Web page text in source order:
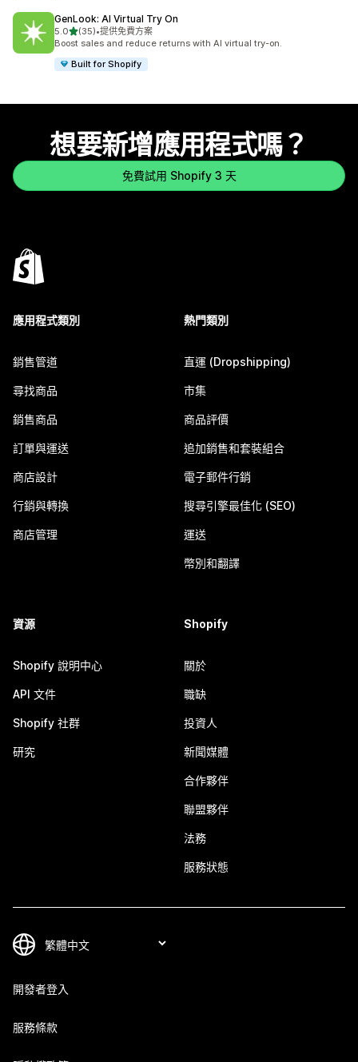
GenLook: AI Virtual Try On
5.0滿分 5 顆星
(35)
共有 35 則評價
•提供免費方案
Boost sales and reduce returns with AI virtual try-on.
Built for Shopify
想要新增應用程式嗎？
免費試用 Shopify 3 天
應用程式類別
銷售管道
尋找商品
銷售商品
訂單與運送
商店設計
行銷與轉換
商店管理
熱門類別
直運 (Dropshipping)
市集
商品評價
追加銷售和套裝組合
電子郵件行銷
搜尋引擎最佳化 (SEO)
運送
幣別和翻譯
資源
Shopify 說明中心
API 文件
Shopify 社群
研究
Shopify
關於
職缺
投資人
新聞媒體
合作夥伴
聯盟夥伴
法務
服務狀態
開發者登入
服務條款